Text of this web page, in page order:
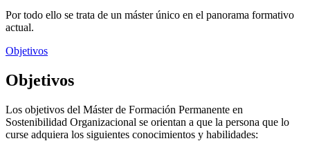
Por todo ello se trata de un máster único en el panorama formativo
actual.
Objetivos
Objetivos
Los objetivos del Máster de Formación Permanente en
Sostenibilidad Organizacional se orientan a que la persona que lo
curse adquiera los siguientes conocimientos y habilidades: